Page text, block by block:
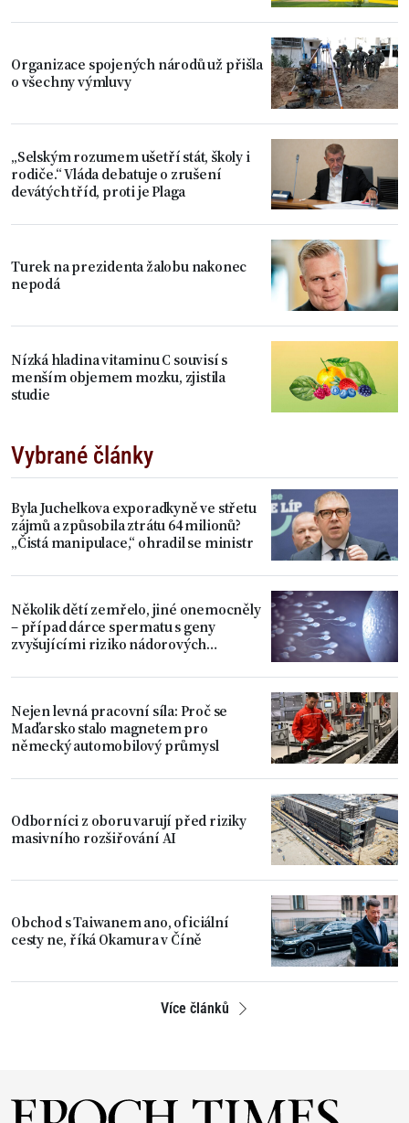
Organizace spojených národů už přišla
o všechny výmluvy
„Selským rozumem ušetří stát, školy i
rodiče.“ Vláda debatuje o zrušení
devátých tříd, proti je Plaga
Turek na prezidenta žalobu nakonec
nepodá
Nízká hladina vitaminu C souvisí s
menším objemem mozku, zjistila
studie
Vybrané články
Byla Juchelkova exporadkyně ve střetu
zájmů a způsobila ztrátu 64 milionů?
„Čistá manipulace,“ ohradil se ministr
Několik dětí zemřelo, jiné onemocněly
– případ dárce spermatu s geny
zvyšujícími riziko nádorových
Nejen levná pracovní síla: Proč se
Maďarsko stalo magnetem pro
německý automobilový průmysl
Odborníci z oboru varují před riziky
masivního rozšiřování AI
Obchod s Taiwanem ano, oficiální
cesty ne, říká Okamura v Číně
Více článků